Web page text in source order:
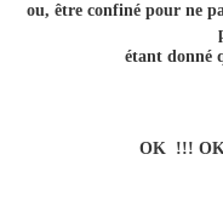
ou, être confiné pour ne
étant donné
OK !!! OK